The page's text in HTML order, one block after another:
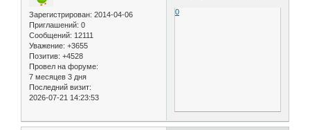
Зарегистрирован: 2014-04-06
Приглашений: 0
Сообщений: 12111
Уважение: +3655
Позитив: +4528
Провел на форуме:
7 месяцев 3 дня
Последний визит:
2026-07-21 14:23:53
0